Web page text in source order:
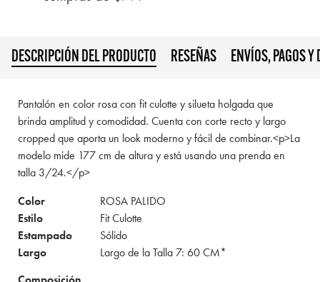
DESCRIPCIÓN DEL PRODUCTO RESEÑAS ENVÍOS, PAGOS Y
Pantalón en color rosa con fit culotte y silueta holgada que
brinda amplitud y comodidad. Cuenta con corte recto y largo
cropped que aporta un look moderno y fácil de combinar.<p>La
modelo mide 177 cm de altura y está usando una prenda en
talla 3/24.</p>
Color
ROSA PALIDO
Estilo
Fit Culotte
Estampado
Sólido
Largo
Largo de la Talla 7: 60 CM*